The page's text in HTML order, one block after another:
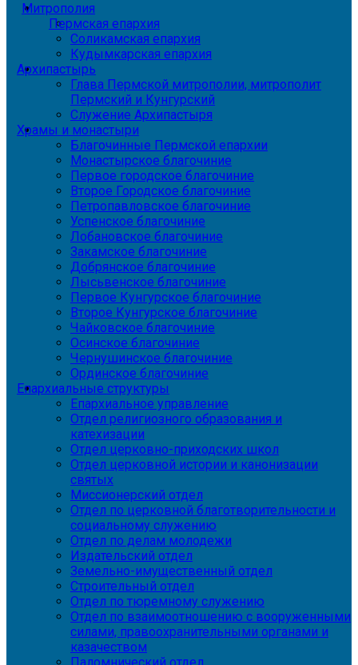
Митрополия
Пермская епархия
Соликамская епархия
Кудымкарская епархия
Архипастырь
Глава Пермской митрополии, митрополит
Пермский и Кунгурский
Служение Архипастыря
Храмы и монастыри
Благочинные Пермской епархии
Монастырское благочиние
Первое городское благочиние
Второе Городское благочиние
Петропавловское благочиние
Успенское благочиние
Лобановское благочиние
Закамское благочиние
Добрянское благочиние
Лысьвенское благочиние
Первое Кунгурское благочиние
Второе Кунгурское благочиние
Чайковское благочиние
Осинское благочиние
Чернушинское благочиние
Ординское благочиние
Епархиальные структуры
Епархиальное управление
Отдел религиозного образования и
катехизации
Отдел церковно-приходских школ
Отдел церковной истории и канонизации
святых
Миссионерский отдел
Отдел по церковной благотворительности и
социальному служению
Отдел по делам молодежи
Издательский отдел
Земельно-имущественный отдел
Строительный отдел
Отдел по тюремному служению
Отдел по взаимоотношению с вооруженными
силами, правоохранительными органами и
казачеством